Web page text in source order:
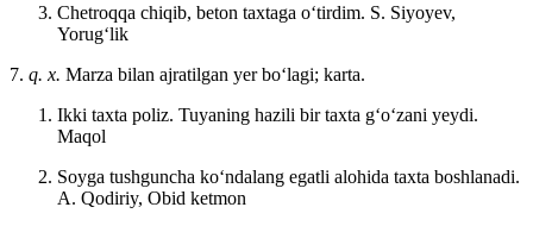
Chetroqqa chiqib, beton taxtaga oʻtirdim. S. Siyoyev,
Yorugʻlik
7. q. x. Marza bilan ajratilgan yer boʻlagi; karta.
Ikki taxta poliz. Tuyaning hazili bir taxta gʻoʻzani yeydi.
Maqol
Soyga tushguncha koʻndalang egatli alohida taxta boshlanadi.
A. Qodiriy, Obid ketmon